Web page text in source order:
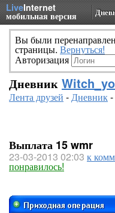
LiveInternet
мобильная версия
Вы были
страницы. Вернуться!
Авторизация
Дневник
Лента друзей -Дневник-
Выплата 15 wmr
23-03-2013 02:03 к
понравилось!